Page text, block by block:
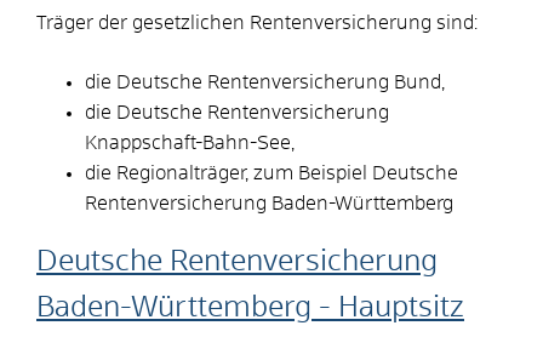
Träger der gesetzlichen Rentenversicherung sind:
die Deutsche Rentenversicherung Bund,
die Deutsche Rentenversicherung
Knappschaft-Bahn-See,
die Regionalträger, zum Beispiel Deutsche
Rentenversicherung Baden-Württemberg
Deutsche Rentenversicherung
Baden-Württemberg - Hauptsitz